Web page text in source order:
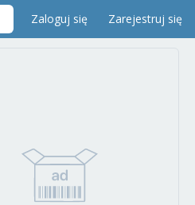
Zaloguj się Zarejestruj się